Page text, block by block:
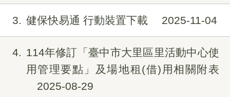
3 健保快易通 行動裝置下載 2025-11-04
4
114年修訂「臺中市大里區里活動中心使
用管理要點」及場地租(借)用相關附表
2025-08-29